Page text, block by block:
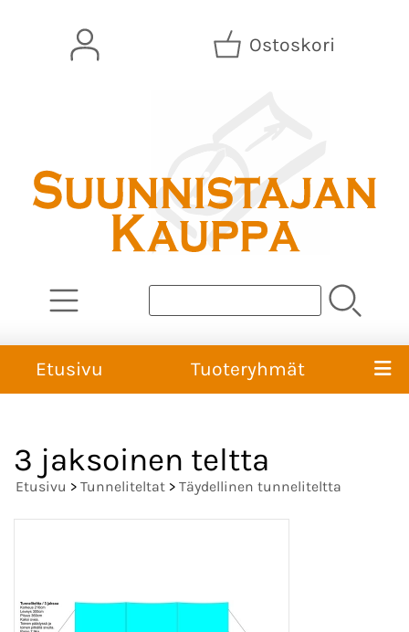
Ostoskori
Etusivu Tuoteryhmät
3 jaksoinen teltta
Etusivu > Tunneliteltat > Täydellinen tunneliteltta